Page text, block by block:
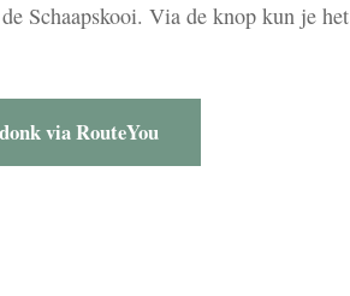
Schaapskooi. Via de knop kun je
via RouteYou